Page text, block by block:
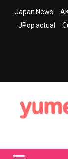
Japan News
JPop actual